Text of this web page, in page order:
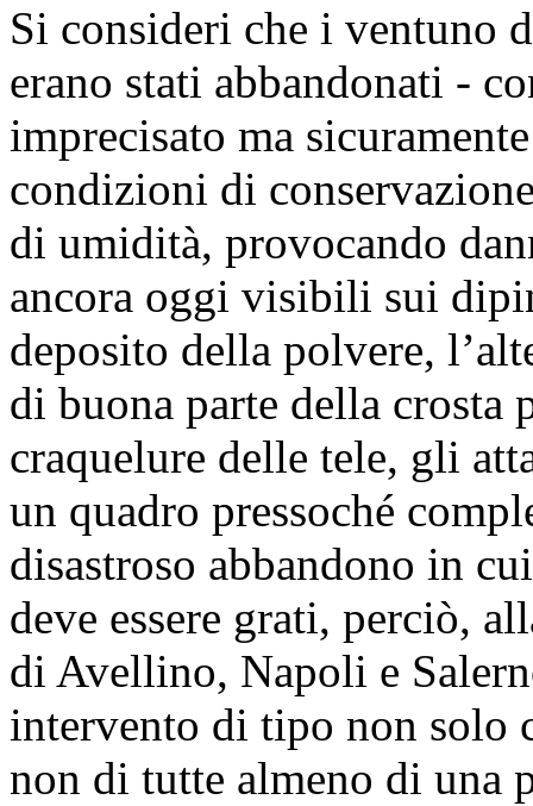
Si consideri che i ventuno
erano stati abbandonati -
imprecisato ma
condizioni di
di umidità, provocando
ancora oggi visibili sui
deposito della polvere,
di buona parte della crosta
craquelure delle tele, gli
un quadro pressoché
disastroso abbandono in
deve essere grati, perciò,
di Avellino, Napoli e
intervento di tipo non solo
non di tutte almeno di una